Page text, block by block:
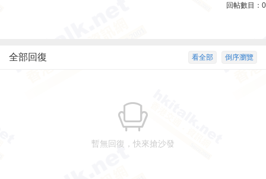
回帖數目： 0
倒序瀏覽
看全部
全部回復
暫無回復，快來搶沙發